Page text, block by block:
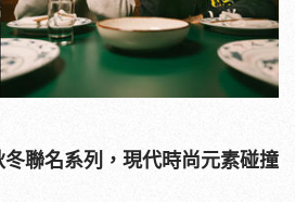
聯名系列，現代時尚元素碰撞